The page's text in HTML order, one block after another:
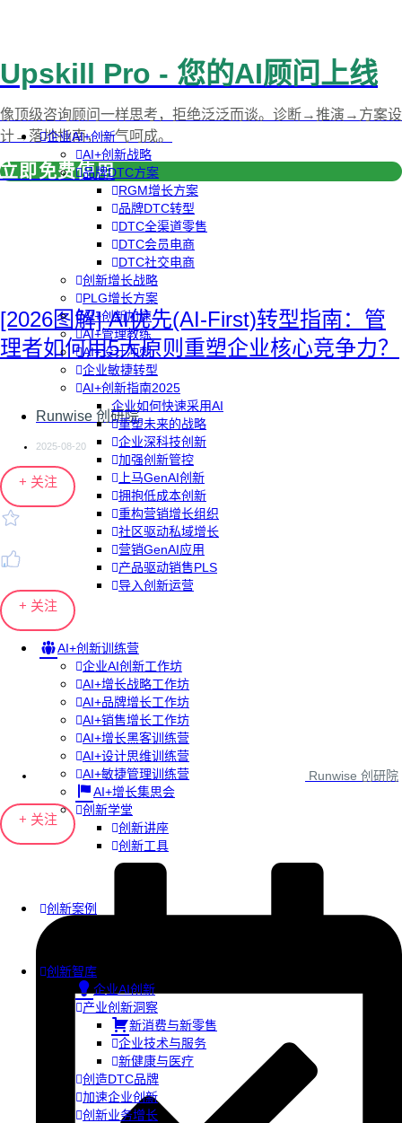
企业AI+创新
AI+创新战略
品牌DTC方案
RGM增长方案
品牌DTC转型
DTC全渠道零售
DTC会员电商
DTC社交电商
创新增长战略
PLG增长方案
AI+创新加速
AI+管理教练
AI+设计冲刺
企业敏捷转型
AI+创新指南2025
企业如何快速采用AI
重塑未来的战略
企业深科技创新
加强创新管控
上马GenAI创新
拥抱低成本创新
重构营销增长组织
社区驱动私域增长
营销GenAI应用
产品驱动销售PLS
导入创新运营
AI+创新训练营
企业AI创新工作坊
AI+增长战略工作坊
AI+品牌增长工作坊
AI+销售增长工作坊
AI+增长黑客训练营
AI+设计思维训练营
AI+敏捷管理训练营
AI+增长集思会
创新学堂
创新讲座
创新工具
创新案例
创新智库
企业AI创新
产业创新洞察
新消费与新零售
企业技术与服务
新健康与医疗
创造DTC品牌
加速企业创新
创新业务增长
Upskill Pro - 您的AI顾问上线
像顶级咨询顾问一样思考，拒绝泛泛而谈。诊断→推演→方案设
计→落地指南，一气呵成。
立即免费使用
[2026图解] AI优先(AI-First)转型指南：管
理者如何用5大原则重塑企业核心竞争力？
Runwise 创研院
2025-08-20
+ 关注
+ 关注
Runwise 创研院
+ 关注